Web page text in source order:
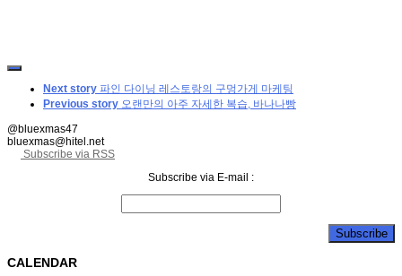
Next story 파인 다이닝 레스토랑의 구멍가게 마케팅
Previous story 오랜만의 아주 자세한 복습, 바나나빵
@bluexmas47
bluexmas@hitel.net
Subscribe via RSS
Subscribe via E-mail :
CALENDAR